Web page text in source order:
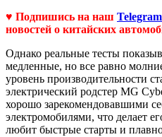
♥ Подпишись на наш
новостей о китайских
Однако реальные тесты
медленные, но все равно
уровень производительности
электрический родстер MG
хорошо зарекомендовавшими
электромобилями, что делает
любит быстрые старты и